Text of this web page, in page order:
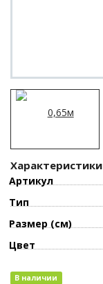
Характеристики
Артикул
Тип
Размер (см)
Цвет
В наличии